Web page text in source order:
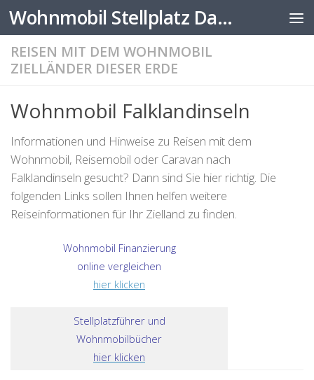
Zum Inhalt springen Wohnmobil Stellplatz Datenbank
REISEN MIT DEM WOHNMOBIL
ZIELLÄNDER DIESER ERDE
Wohnmobil Falklandinseln
Informationen und Hinweise zu Reisen mit dem
Wohnmobil, Reisemobil oder Caravan nach
Falklandinseln gesucht? Dann sind Sie hier richtig. Die
folgenden Links sollen Ihnen helfen weitere
Reiseinformationen für Ihr Zielland zu finden.
Wohnmobil Finanzierung
online vergleichen
hier klicken
Stellplatzführer und
Wohnmobilbücher
hier klicken